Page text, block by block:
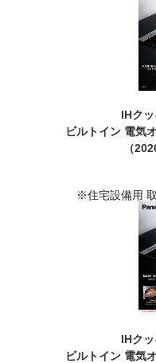
IHク
ビルトイン 電気
（
※住宅設備用
IHク
ビルトイン 電気